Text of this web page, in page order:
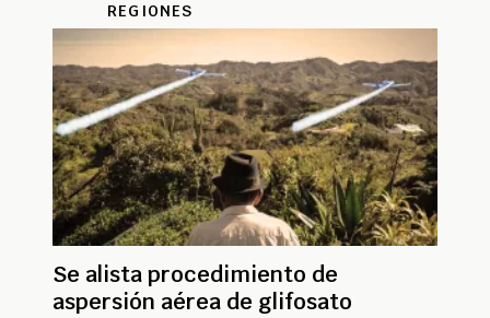
REGIONES
Se alista procedimiento de
aspersión aérea de glifosato